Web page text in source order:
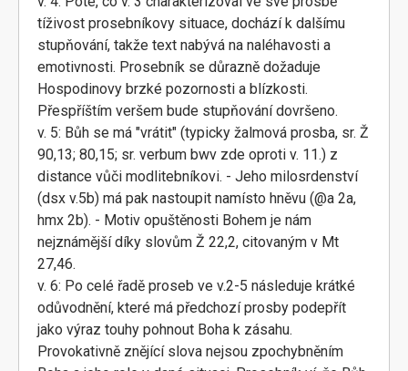
tíživost prosebníkovy situace, dochází k dalšímu
stupňování, takže text nabývá na naléhavosti a
emotivnosti. Prosebník se důrazně dožaduje
Hospodinovy brzké pozornosti a blízkosti.
Přespříštím veršem bude stupňování dovršeno.
v. 5: Bůh se má "vrátit" (typicky žalmová prosba, sr. Ž
90,13; 80,15; sr. verbum bwv zde oproti v. 11.) z
distance vůči modlitebníkovi. - Jeho milosrdenství
(dsx v.5b) má pak nastoupit namísto hněvu (@a 2a,
hmx 2b). - Motiv opuštěnosti Bohem je nám
nejznámější díky slovům Ž 22,2, citovaným v Mt
27,46.
v. 6: Po celé řadě proseb ve v.2-5 následuje krátké
odůvodnění, které má předchozí prosby podepřít
jako výraz touhy pohnout Boha k zásahu.
Provokativně znějící slova nejsou zpochybněním